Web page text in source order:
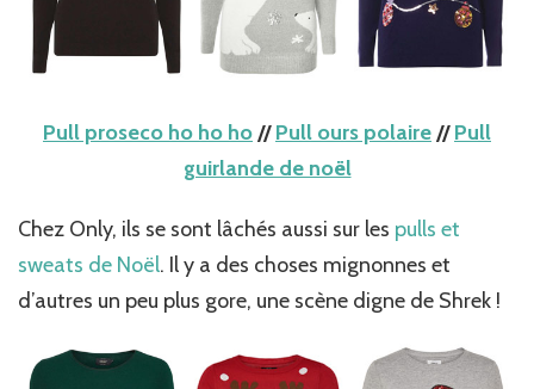
Pull proseco ho ho ho//Pull ours polaire//Pull
guirlande de noël
Chez Only, ils se sont lâchés aussi sur les pulls et
sweats de Noël. Il y a des choses mignonnes et
d’autres un peu plus gore, une scène digne de Shrek !